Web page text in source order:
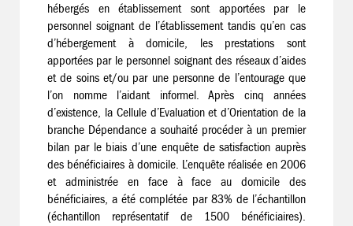
hébergés en établissement sont apportées par le
personnel soignant de l’établissement tandis qu’en cas
d’hébergement à domicile, les prestations sont
apportées par le personnel soignant des réseaux d’aides
et de soins et/ou par une personne de l’entourage que
l’on nomme l’aidant informel. Après cinq années
d’existence, la Cellule d’Evaluation et d’Orientation de la
branche Dépendance a souhaité procéder à un premier
bilan par le biais d’une enquête de satisfaction auprès
des bénéficiaires à domicile. L’enquête réalisée en 2006
et administrée en face à face au domicile des
bénéficiaires, a été complétée par 83% de l’échantillon
(échantillon représentatif de 1500 bénéficiaires).